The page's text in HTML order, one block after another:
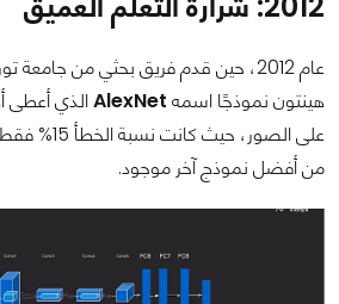
عام 2012، حين قدم فريق بحثي من جامعة
هينتون نموذجًا اسمه AlexNetالذي أعطى
من أفضل نموذج آخر موجود.